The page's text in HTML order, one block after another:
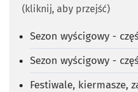
(kliknij, aby przejść)
Sezon wyścigowy -
Sezon wyścigowy -
Festiwale, kiermasze,